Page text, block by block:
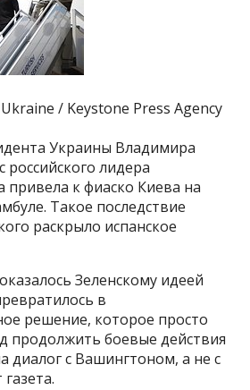
/ Keystone Press Agency
Украины Владимира
российского лидера
к фиаско Киева на
Такое последствие
раскрыло испанское
Зеленскому идеей
в
решение, которое просто
продолжить боевые действия
диалог с Вашингтоном, а не с